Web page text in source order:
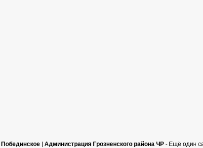
Побединское | Администрация Грозненского района ЧР- Ещё один